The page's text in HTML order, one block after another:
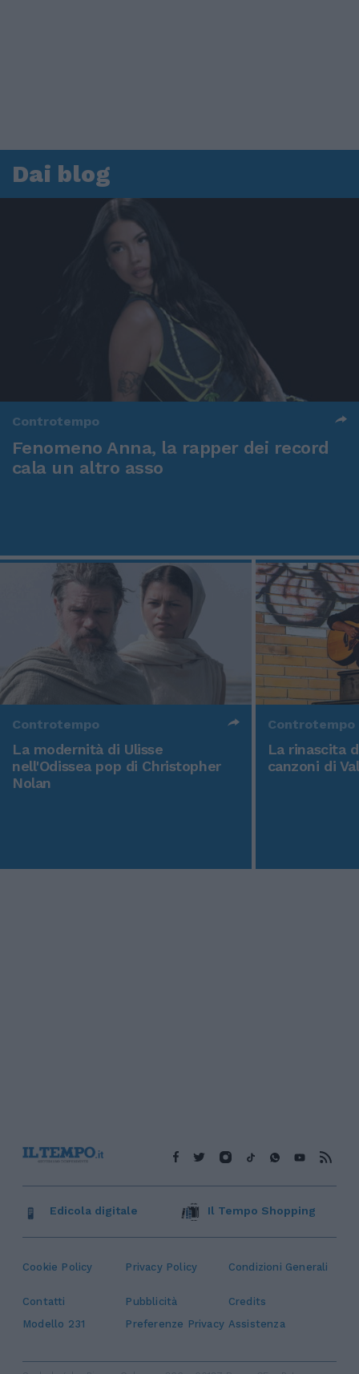
Dai blog
Controtempo
Fenomeno Anna, la rapper dei record
cala un altro asso
Controtempo
La modernità di Ulisse
nell'Odissea pop di Christopher
Nolan
Controtempo
La rinascita
canzoni di
Cookie Policy Privacy Policy Condizioni Generali
Contatti Pubblicità
Credits
Modello 231
Preferenze Privacy Assistenza
Edicola digitale Il Tempo Shopping